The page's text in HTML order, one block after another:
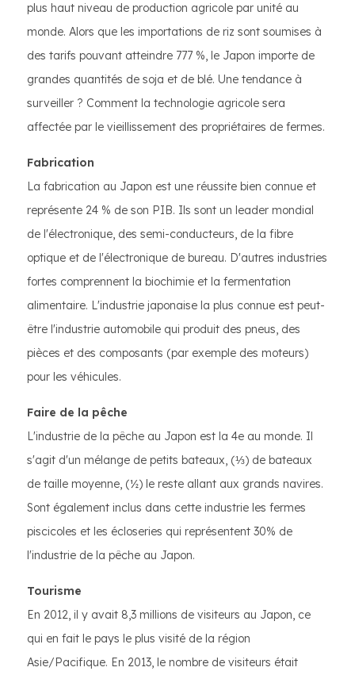
plus haut niveau de production agricole par unité au
monde. Alors que les importations de riz sont soumises à
des tarifs pouvant atteindre 777 %, le Japon importe de
grandes quantités de soja et de blé. Une tendance à
surveiller ? Comment la technologie agricole sera
affectée par le vieillissement des propriétaires de fermes.
Fabrication
La fabrication au Japon est une réussite bien connue et
représente 24 % de son PIB. Ils sont un leader mondial
de l'électronique, des semi-conducteurs, de la fibre
optique et de l'électronique de bureau. D'autres industries
fortes comprennent la biochimie et la fermentation
alimentaire. L'industrie japonaise la plus connue est peut-
être l'industrie automobile qui produit des pneus, des
pièces et des composants (par exemple des moteurs)
pour les véhicules.
Faire de la pêche
L'industrie de la pêche au Japon est la 4e au monde. Il
s'agit d'un mélange de petits bateaux, (⅓) de bateaux
de taille moyenne, (½) le reste allant aux grands navires.
Sont également inclus dans cette industrie les fermes
piscicoles et les écloseries qui représentent 30% de
l'industrie de la pêche au Japon.
Tourisme
En 2012, il y avait 8,3 millions de visiteurs au Japon, ce
qui en fait le pays le plus visité de la région
Asie/Pacifique. En 2013, le nombre de visiteurs était